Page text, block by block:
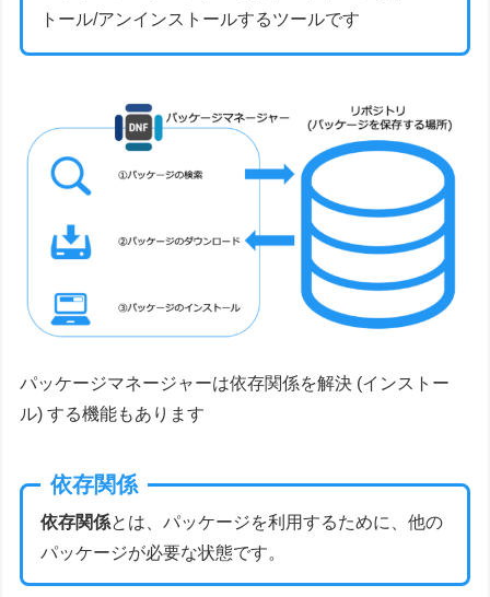
トール/アンインストールするツールです
パッケージマネージャーは依存関係を解決 (インストー
ル) する機能もあります
依存関係
依存関係とは、パッケージを利用するために、他の
パッケージが必要な状態です。